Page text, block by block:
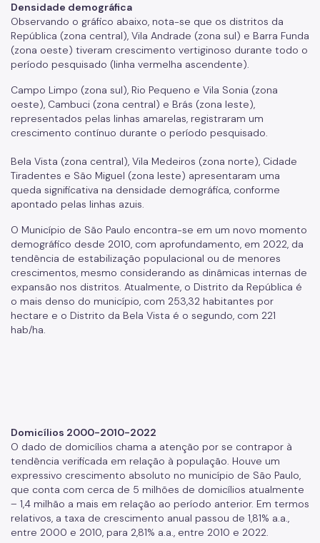
Densidade demográfica
Observando o gráfico abaixo, nota-se que os distritos da
República (zona central), Vila Andrade (zona sul) e Barra Funda
(zona oeste) tiveram crescimento vertiginoso durante todo o
período pesquisado (linha vermelha ascendente).
Campo Limpo (zona sul), Rio Pequeno e Vila Sonia (zona
oeste), Cambuci (zona central) e Brás (zona leste),
representados pelas linhas amarelas, registraram um
crescimento contínuo durante o período pesquisado.
Bela Vista (zona central), Vila Medeiros (zona norte), Cidade
Tiradentes e São Miguel (zona leste) apresentaram uma
queda significativa na densidade demográfica, conforme
apontado pelas linhas azuis.
O Município de São Paulo encontra-se em um novo momento
demográfico desde 2010, com aprofundamento, em 2022, da
tendência de estabilização populacional ou de menores
crescimentos, mesmo considerando as dinâmicas internas de
expansão nos distritos. Atualmente, o Distrito da República é
o mais denso do município, com 253,32 habitantes por
hectare e o Distrito da Bela Vista é o segundo, com 221
hab/ha.
Domicílios 2000-2010-2022
O dado de domicílios chama a atenção por se contrapor à
tendência verificada em relação à população. Houve um
expressivo crescimento absoluto no município de São Paulo,
que conta com cerca de 5 milhões de domicílios atualmente
– 1,4 milhão a mais em relação ao período anterior. Em termos
relativos, a taxa de crescimento anual passou de 1,81% a.a.,
entre 2000 e 2010, para 2,81% a.a., entre 2010 e 2022.